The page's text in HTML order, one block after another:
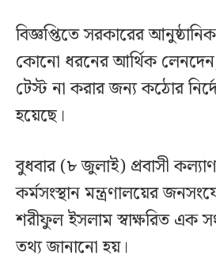
বিজ্ঞপ্তিতে সরকারের
কোনো ধরনের আর্থিক
টেস্ট না করার জন্য কঠোর
হয়েছে।
বুধবার (৮ জুলাই) প্রবাসী
কর্মসংস্থান মন্ত্রণালয়ের
শরীফুল ইসলাম স্বাক্ষরিত এক
তথ্য জানানো হয়।